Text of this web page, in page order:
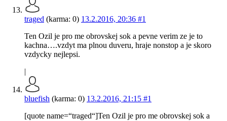
traged (karma: 0) 13.2.2016, 20:36 #1
Ten Ozil je pro me obrovskej sok a pevne verim ze je to
kachna….vzdyt ma plnou duveru, hraje nonstop a je skoro
vzdycky nejlepsi.
|
bluefish (karma: 0) 13.2.2016, 21:15 #1
[quote name=“traged“]Ten Ozil je pro me obrovskej sok a